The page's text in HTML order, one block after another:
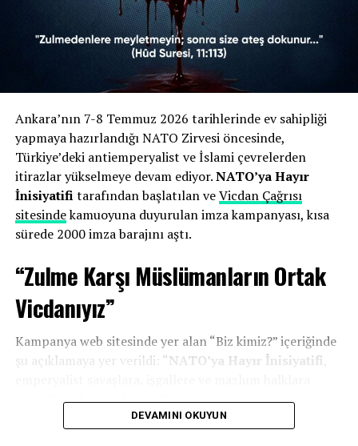
Dini Referanslar:Hûd Suresi (11/113) ve Âl-i
İmrân Suresi (3/160) gibi Kur’an-ı Kerim
ayetlerine atıfta bulunularak, zulmedenlere
meyletmemenin dini bir sorumluluk olduğu
vurgulanmıştı.
Zirveye Tepki:7-8 Temmuz tarihlerinde
Ankara’da gerçekleştirilen zirve “ihanet” olarak
nitelendirilmiş ve emperyalist güçlerin Türkiye
topraklarında ağırlanmasının kabul edilemez
olduğu belirtilmişti.
İnisiyatif üyeleri, sitenin kapatılmasının ardından hukuki
haklarını arayacaklarını belirtirken, karara Ankara 3.
Sulh Ceza Hâkimliği nezdinde itiraz edilmesi bekleniyor.
Ankara’nın 7-8 Temmuz 2026 tarihlerinde ev sahipliği
yapmaya hazırlandığı NATO Zirvesi öncesinde,
Türkiye’deki antiemperyalist ve İslami çevrelerden
itirazlar yükselmeye devam ediyor.NATO’ya Hayır
İnisiyatifitarafından başlatılan veVicdan Çağrısı
sitesindekamuoyuna duyurulan imza kampanyası, kısa
sürede 2000 imza barajını aştı.
“Zulme Karşı Müslümanların Ortak
Vicdanıyız”
Kampanya web sitesinde yer alan “Biz kimiz?” içeriğinde
şu açıklamaya yer verildi: “NATO’ya Hayır İnisiyatifi
yönelik saldırılara karşı Müslümanların ortak vicdanını
ve sorumluluğunu ortaya koymak amacıyla bir araya
DEVAMINI OKUYUN